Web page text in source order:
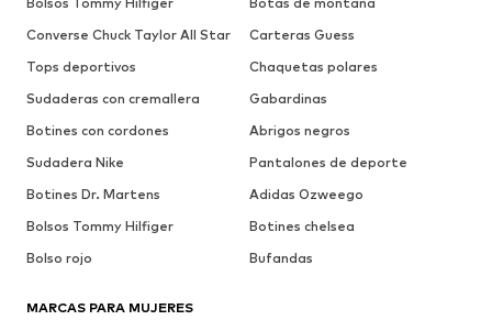
Converse Chuck Taylor All Star
Carteras Guess
Tops deportivos
Chaquetas polares
Sudaderas con cremallera
Gabardinas
Botines con cordones
Abrigos negros
Sudadera Nike
Pantalones de deporte
Botines Dr. Martens
Adidas Ozweego
Bolsos Tommy Hilfiger
Botines chelsea
Bolso rojo
Bufandas
MARCAS PARA MUJERES